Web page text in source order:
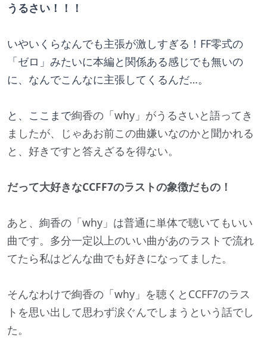
うるさい！！！
いやいくらなんでも主張が激しすぎる！FF零式の
「ゼロ」みたいに本編と関係ある感じでも無いの
に、なんでこんなに主張してくるんだ…。
と、ここまで絢香の「why」がうるさいと語ってき
ましたが、じゃあお前この曲嫌いなのかと聞かれる
と、好きですと答えざるを得ない。
だって大好きなCCFF7のラストの象徴だもの！
あと、絢香の「why」は普通に単体で聴いてもいい
曲です。多分一定以上のいい曲があのラストで流れ
てたら私はどんな曲でも好きになってました。
そんなわけで絢香の「why」を聴くとCCFF7のラス
トを思い出して思わず涙ぐんでしまうという話でし
た。